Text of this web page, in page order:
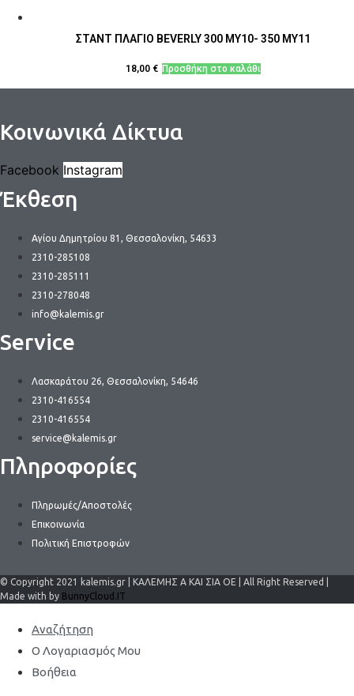
ΣΤΑΝΤ ΠΛΑΓΙΟ BEVERLY 300 MY10- 350 MY11
18,00 € Προσθήκη στο καλάθι
Κοινωνικά Δίκτυα
Facebook Instagram
Έκθεση
Αγίου Δημητρίου 81, Θεσσαλονίκη, 54633
2310-285108
2310-285111
2310-278048
info@kalemis.gr
Service
Λασκαράτου 26, Θεσσαλονίκη, 54646
2310-416554
2310-416554
service@kalemis.gr
Πληροφορίες
Πληρωμές/Αποστολές
Επικοινωνία
Πολιτική Επιστροφών
© Copyright 2021 kalemis.gr | ΚΑΛΕΜΗΣ Α ΚΑΙ ΣΙΑ ΟΕ | All Right Reserved |
Made with by BunnyCloud.IT
Αναζήτηση
Ο Λογαριασμός Μου
Βοήθεια